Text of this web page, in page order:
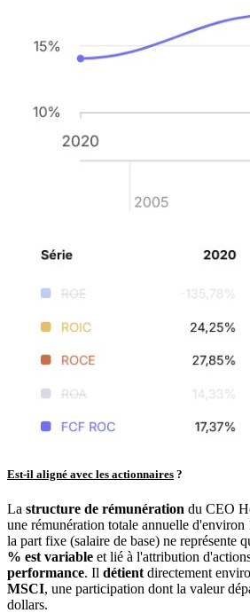
Est-il aligné avec les actionnaires ?
La structure de rémunération du CEO
une rémunération totale annuelle
la part fixe (salaire de base) ne représente
% est variable et lié à l'attribution
performance. Il détient directement
MSCI, une participation dont la valeur
dollars.